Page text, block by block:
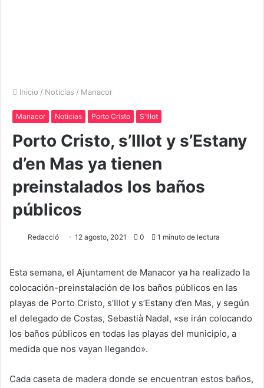
Inicio / Noticias / Manacor
Manacor Noticias Porto Cristo S'Illot
Porto Cristo, s’Illot y s’Estany
d’en Mas ya tienen
preinstalados los baños
públicos
Redacció 12 agosto, 2021 0 1 minuto de lectura
Esta semana, el Ajuntament de Manacor ya ha realizado la
colocación-preinstalación de los baños públicos en las
playas de Porto Cristo, s’Illot y s’Estany d’en Mas, y según
el delegado de Costas, Sebastià Nadal, «se irán colocando
los baños públicos en todas las playas del municipio, a
medida que nos vayan llegando».
Cada caseta de madera donde se encuentran estos baños,